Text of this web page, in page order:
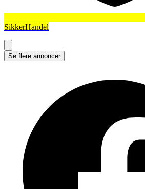
SikkerHandel
Se flere annoncer